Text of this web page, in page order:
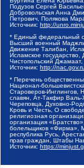
Подузов Сергей
Добровольская Анна
Петрович, Полякова
Источник: http://
* Единый федеральный
Высший военный
Движение Талибан,
Исламское
Чистопольский
Источник: http://
* Перечень
Национал-
Староверов-Инглингов,
славян, Ат-Такфир
Череповца, Духовно-
Кровь и Честь, О
религиозная
организация
болельщиков «Фирма»,
республика Русь,
прав граждан, Штабы
Источник: https://